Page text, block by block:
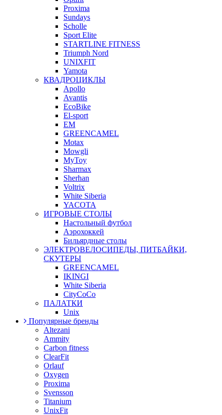
Proxima
Sundays
Scholle
Sport Elite
STARTLINE FITNESS
Triumph Nord
UNIXFIT
Yamota
КВАДРОЦИКЛЫ
Apollo
Avantis
EcoBike
El-sport
EM
GREENCAMEL
Motax
Mowgli
MyToy
Sharmax
Sherhan
Voltrix
White Siberia
YACOTA
ИГРОВЫЕ СТОЛЫ
Настольный футбол
Аэрохоккей
Бильярдные столы
ЭЛЕКТРОВЕЛОСИПЕДЫ, ПИТБАЙКИ,
СКУТЕРЫ
GREENCAMEL
IKINGI
White Siberia
CityCoCo
ПАЛАТКИ
Unix
Популярные бренды
Altezani
Ammity
Carbon fitness
ClearFit
Orlauf
Oxygen
Proxima
Svensson
Titanium
UnixFit